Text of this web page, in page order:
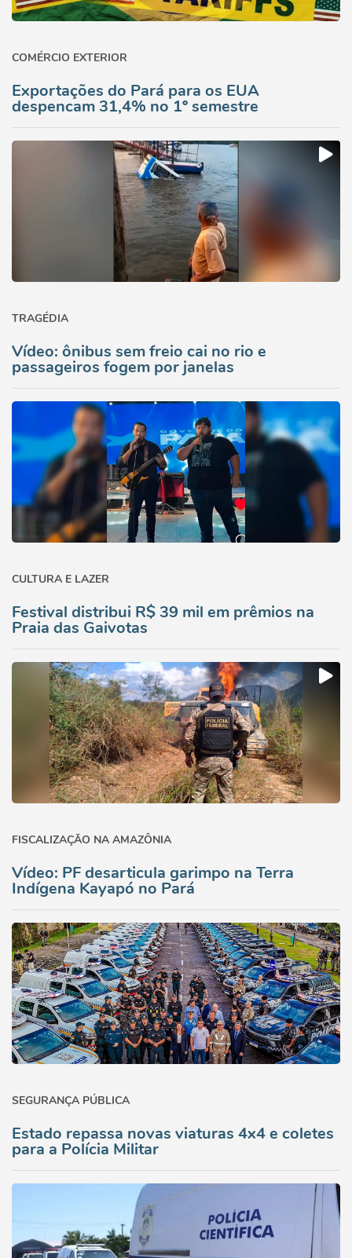
COMÉRCIO EXTERIOR
Exportações do Pará para os EUA
despencam 31,4% no 1º semestre
TRAGÉDIA
Vídeo: ônibus sem freio cai no rio e
passageiros fogem por janelas
CULTURA E LAZER
Festival distribui R$ 39 mil em prêmios na
Praia das Gaivotas
FISCALIZAÇÃO NA AMAZÔNIA
Vídeo: PF desarticula garimpo na Terra
Indígena Kayapó no Pará
SEGURANÇA PÚBLICA
Estado repassa novas viaturas 4x4 e coletes
para a Polícia Militar